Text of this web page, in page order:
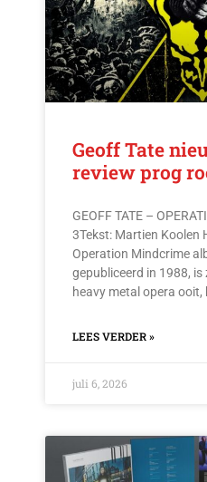
Geoff Tate
review prog
GEOFF TATE –
3Tekst: Martien Koolen
Operation Mindcrime
gepubliceerd in 1988,
heavy metal opera
LEES VERDER »
juli 6, 2026